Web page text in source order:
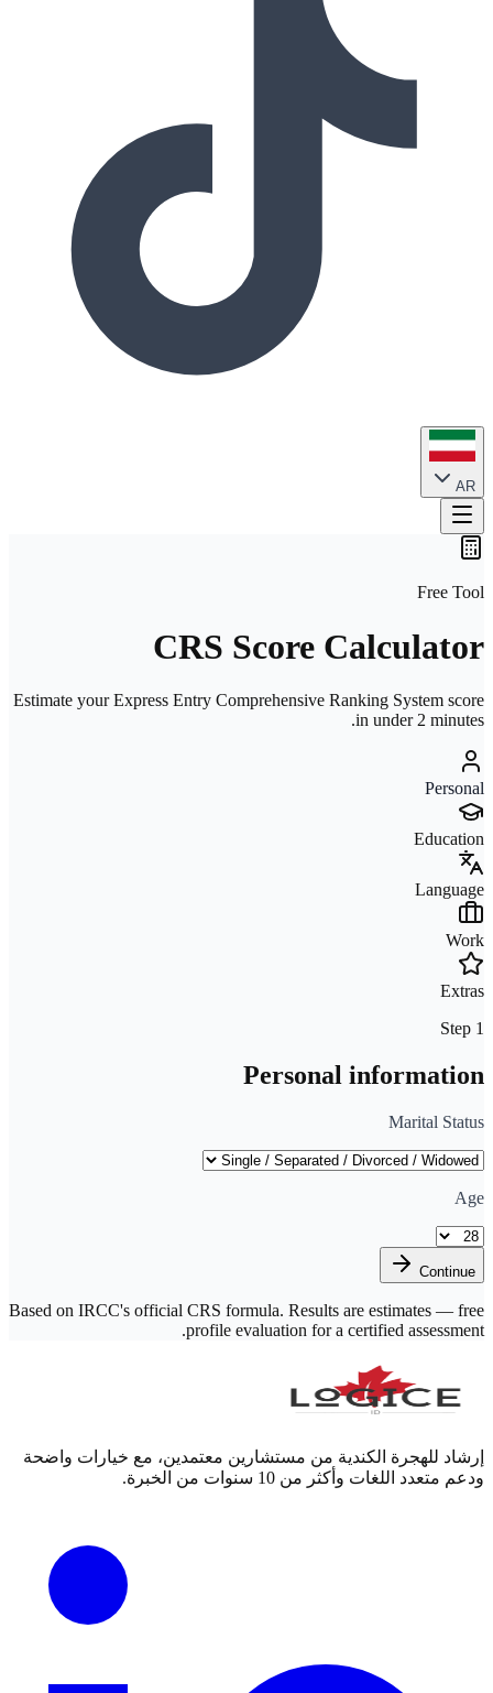
AR
Free Tool
CRS Score Calculator
Estimate your Express Entry Comprehensive Ranking System score
in under 2 minutes.
Personal
Education
Language
Work
Extras
Step 1
Personal information
Marital Status
Age
Continue
Based on IRCC's official CRS formula. Results are estimates — free
profile evaluation for a certified assessment.
إرشاد للهجرة الكندية من مستشارين معتمدين، مع خيارات واضحة
ودعم متعدد اللغات وأكثر من 10 سنوات من الخبرة.